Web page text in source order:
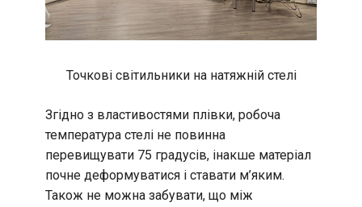
Точкові світильники на натяжній стелі
Згідно з властивостями плівки, робоча
температура стелі не повинна
перевищувати 75 градусів, інакше матеріал
почне деформуватися і ставати м’яким.
Також не можна забувати, що між